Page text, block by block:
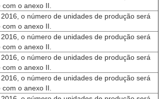
o anexo II.
o número de unidades de produção será
o anexo II.
o número de unidades de produção será
o anexo II.
o número de unidades de produção será
o anexo II.
o número de unidades de produção será
o anexo II.